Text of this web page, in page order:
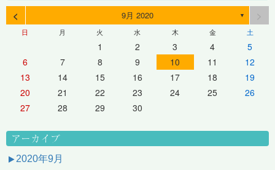
< 9月 2020 ▼
日 月 火 水 木 金 土
1 2 3 4
5
6
7 8 9 10 11
12
13
14 15 16 17 18
19
20
21 22 23 24 25
26
27
28 29 30
アーカイブ
2020年9月